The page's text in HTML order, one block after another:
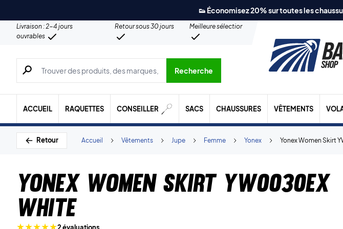
👟 Économisez 20% sur toutes les
Livraison : 2-4 jours
ouvrables
Retour sous 30 jours
Meilleure sélection
Recherche de produits, de marques, etc.
Recherche
ACCUEIL RAQUETTES CONSEILLER SACS CHAUSSURES VÊTEMENTS
Retour Yonex Women Skirt
Yonex
Femme
Jupe
Vêtements
Accueil
Yonex Women Skirt YW0030EX
White